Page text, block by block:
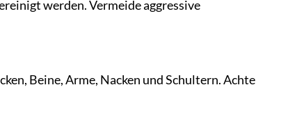
werden. Vermeide aggressive
Beine, Arme, Nacken und Schultern. Achte